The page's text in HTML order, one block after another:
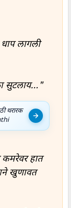
धाप लागली
सुटलाय..."
थरारक
कमरेवर हात
खुणावत